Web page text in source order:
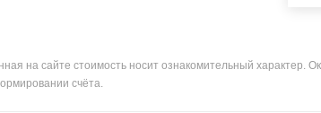
на сайте стоимость носит ознакомительный характер.
счёта.